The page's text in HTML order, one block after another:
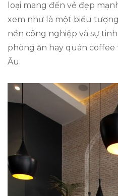
loại mang đến vẻ đẹp
xem như là một biểu
nền công nghiệp và sự
phòng ăn hay quán
Âu.